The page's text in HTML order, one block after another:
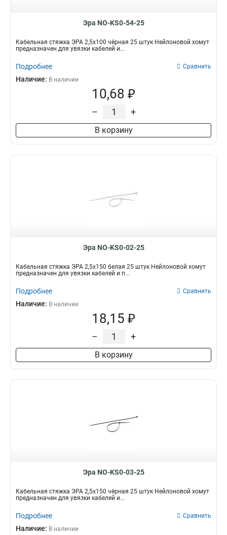
Эра NO-KS0-54-25
Кабельная стяжка ЭРА 2,5х100 чёрная 25 штук Нейлоновой хомут
предназначен для увязки кабелей и...
Подробнее Сравнить
Наличие: В наличии
10,68 ₽
– +
В корзину
Эра NO-KS0-02-25
Кабельная стяжка ЭРА 2,5х150 белая 25 штук Нейлоновой хомут
предназначен для увязки кабелей и п...
Подробнее Сравнить
Наличие: В наличии
18,15 ₽
– +
В корзину
Эра NO-KS0-03-25
Кабельная стяжка ЭРА 2,5х150 чёрная 25 штук Нейлоновой хомут
предназначен для увязки кабелей и...
Подробнее Сравнить
Наличие: В наличии